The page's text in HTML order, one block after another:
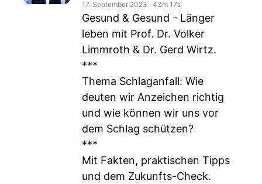
17. September 2023 ‧ 43m 17s
Gesund & Gesund - Länger
leben mit Prof. Dr. Volker
Limmroth & Dr. Gerd Wirtz.
***
Thema Schlaganfall: Wie
deuten wir Anzeichen richtig
und wie können wir uns vor
dem Schlag schützen?
***
Mit Fakten, praktischen Tipps
und dem Zukunfts-Check.